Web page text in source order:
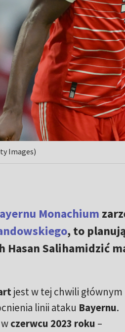
Images)
Monachium
, to
Hasan Salihamidzić
jest w tej chwili głównym
linii ataku Bayernu.
czerwcu 2023 roku –